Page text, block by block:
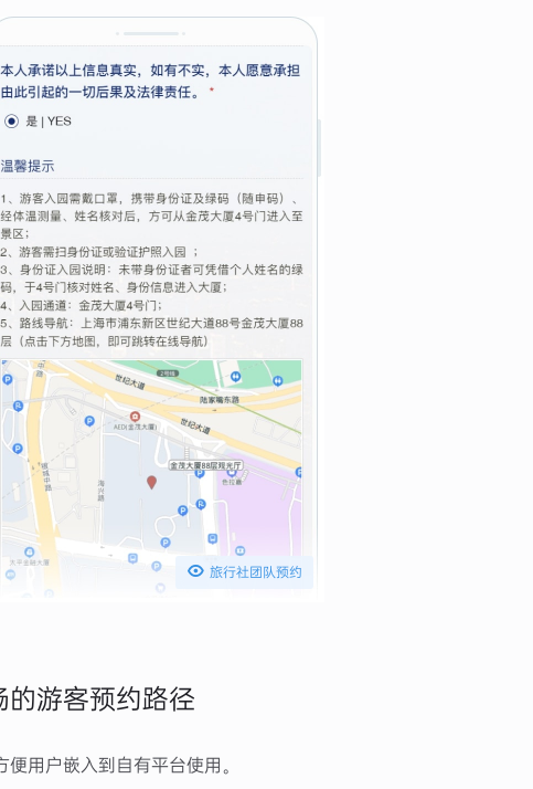
 旅行社团队预约
游客预约路径
用户嵌入到自有平台使用。